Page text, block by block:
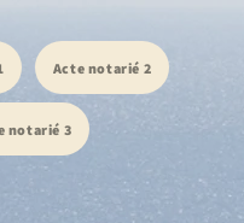
Acte notarié 2
notarié 3